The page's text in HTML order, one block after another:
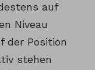
auf
Niveau
der Position
stehen